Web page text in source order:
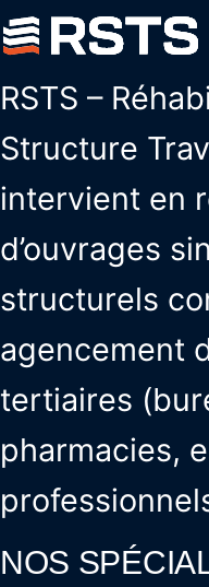
RSTS –
Structure
intervient en
d’ouvrages
structurels
agencement
tertiaires
pharmacies,
NOS